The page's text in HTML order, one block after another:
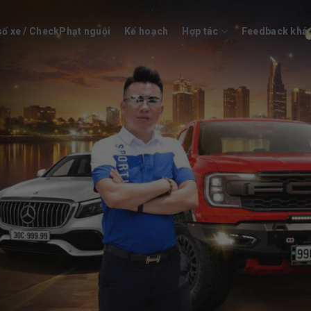
xe / CheckPhạt nguội Kế hoạch Hợp tác Feedback